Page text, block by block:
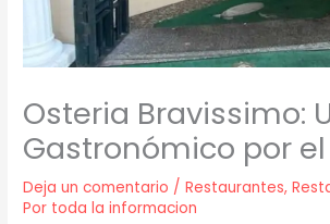
Osteria Bravissimo:
Gastronómico por
Deja un comentario /Restaurantes,
Por toda la informacion